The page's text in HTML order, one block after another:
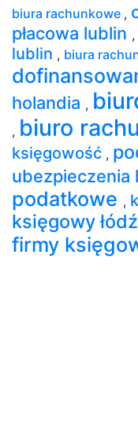
biura rachunkowe ,
płacowa lublin ,
lublin , biura
holandia ,
, biuro
księgowość ,
ubezpieczenia
podatkowe ,
księgowy łódź
firmy